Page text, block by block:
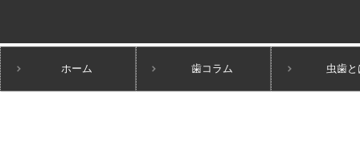
ホーム 歯コラム 虫歯と